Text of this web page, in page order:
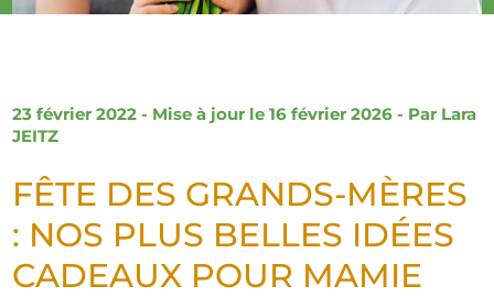
23 février 2022 - Mise à jour le 16 février 2026 - Par Lara
JEITZ
FÊTE DES GRANDS-MÈRES
: NOS PLUS BELLES IDÉES
CADEAUX POUR MAMIE